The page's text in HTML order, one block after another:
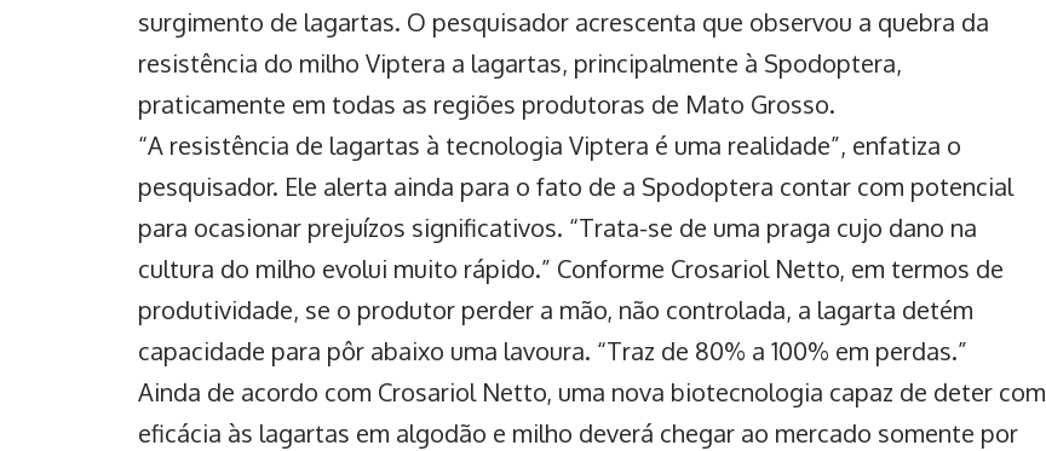
surgimento de lagartas. O pesquisador acrescenta que observou a quebra da
resistência do milho Viptera a lagartas, principalmente à Spodoptera,
praticamente em todas as regiões produtoras de Mato Grosso.
“A resistência de lagartas à tecnologia Viptera é uma realidade”, enfatiza o
pesquisador. Ele alerta ainda para o fato de a Spodoptera contar com potencial
para ocasionar prejuízos significativos. “Trata-se de uma praga cujo dano na
cultura do milho evolui muito rápido.” Conforme Crosariol Netto, em termos de
produtividade, se o produtor perder a mão, não controlada, a lagarta detém
capacidade para pôr abaixo uma lavoura. “Traz de 80% a 100% em perdas.”
Ainda de acordo com Crosariol Netto, uma nova biotecnologia capaz de deter com
eficácia às lagartas em algodão e milho deverá chegar ao mercado somente por